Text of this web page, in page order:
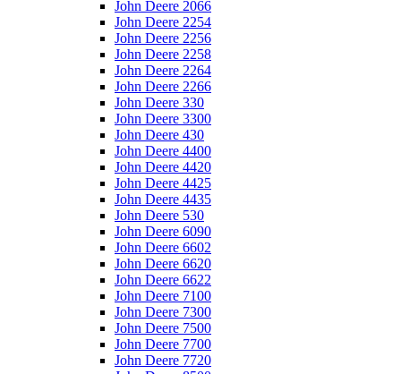
John Deere 2066
John Deere 2254
John Deere 2256
John Deere 2258
John Deere 2264
John Deere 2266
John Deere 330
John Deere 3300
John Deere 430
John Deere 4400
John Deere 4420
John Deere 4425
John Deere 4435
John Deere 530
John Deere 6090
John Deere 6602
John Deere 6620
John Deere 6622
John Deere 7100
John Deere 7300
John Deere 7500
John Deere 7700
John Deere 7720